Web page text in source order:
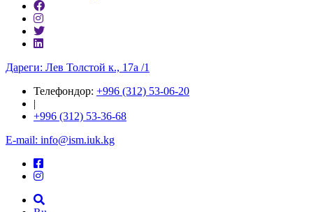
Дареги: Лев Толстой к., 17а /1
Телефондор: +996 (312) 53-06-20
|
+996 (312) 53-36-68
E-mail: info@ism.iuk.kg